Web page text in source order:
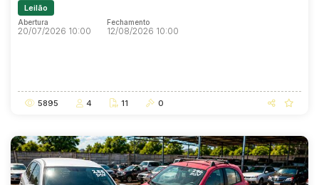
Leilão
Abertura
20/07/2026 10:00
Fechamento
12/08/2026 10:00
5895 4 11 0